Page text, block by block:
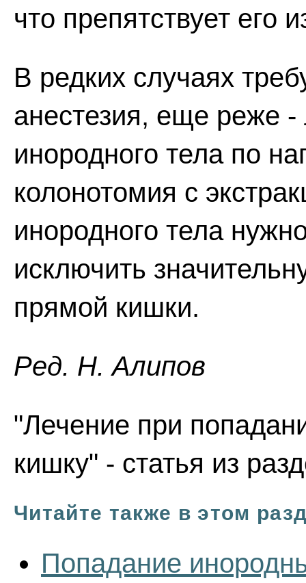
что препятствует его
В редких случаях
анестезия, еще реже
инородного тела по
колонотомия с
инородного тела
исключить
прямой кишки.
Ред. Н. Алипов
"Лечение при
кишку" - статья из
Читайте также в этом
Попадание